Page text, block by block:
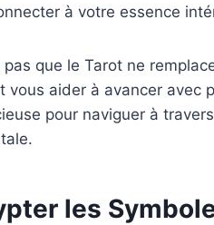
à votre essence
pas que le Tarot ne
vous aider à avancer avec
pour naviguer à
les